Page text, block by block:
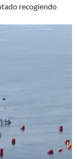
recogiendo